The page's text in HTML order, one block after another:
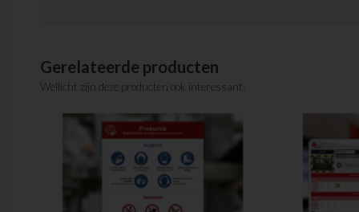
Gerelateerde producten
Wellicht zijn deze producten ook interessant.